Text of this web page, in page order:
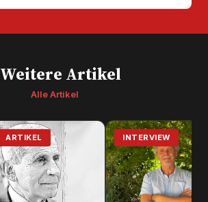
Weitere Artikel
Alle Artikel
ARTIKEL INTERVIEW